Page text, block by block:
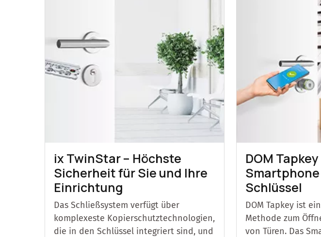
ix TwinStar – Höchste
Sicherheit für Sie und Ihre
Einrichtung
Das Schließsystem verfügt über
komplexeste Kopierschutztechnologien,
die in den Schlüssel integriert sind, und
DOM Tapkey
Schlüssel
DOM Tapkey ist
Methode zum
von Türen. Das